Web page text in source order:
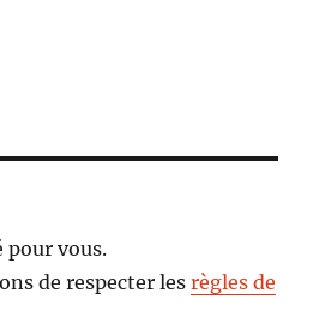
pour vous.
de respecter lesrègles de